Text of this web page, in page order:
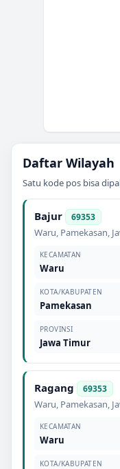
Daftar Wilayah
Satu kode pos bisa
Bajur 69353
Waru, Pamekasan,
KECAMATAN
Waru
KOTA/KABUPATEN
Pamekasan
PROVINSI
Jawa Timur
Ragang 69353
Waru, Pamekasan,
KECAMATAN
Waru
KOTA/KABUPATEN